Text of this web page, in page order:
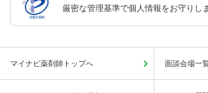
厳密な管理基準で個人情報をお守りし
マイナビ薬剤師トップへ 面談会場一